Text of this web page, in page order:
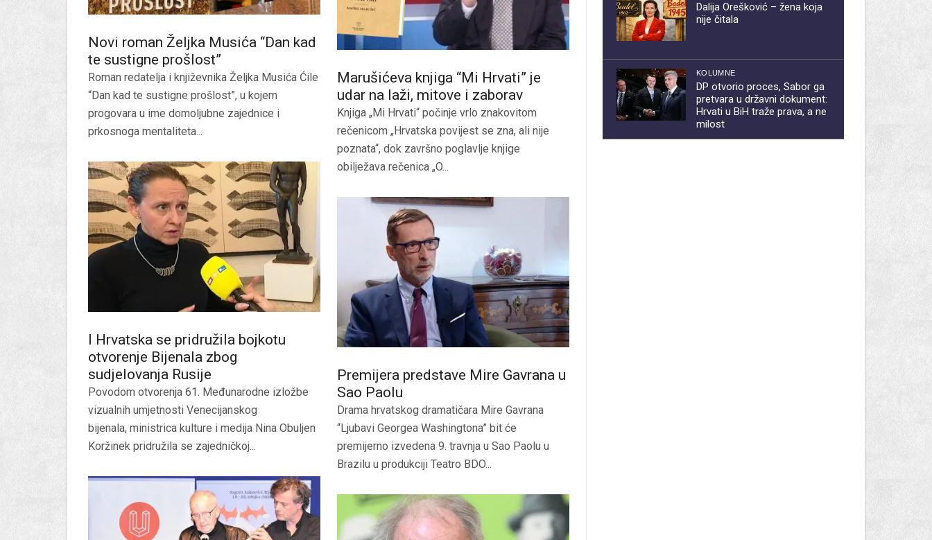
Novi roman Željka Musića “Dan kad
te sustigne prošlost”
Roman redatelja i književnika Željka Musića Ćile
“Dan kad te sustigne prošlost”, u kojem
progovara u ime domoljubne zajednice i
prkosnoga mentaliteta...
Marušićeva knjiga “Mi Hrvati” je
udar na laži, mitove i zaborav
Knjiga „Mi Hrvati“ počinje vrlo znakovitom
rečenicom „Hrvatska povijest se zna, ali nije
poznata“, dok završno poglavlje knjige
obilježava rečenica „O...
I Hrvatska se pridružila bojkotu
otvorenje Bijenala zbog
sudjelovanja Rusije
Povodom otvorenja 61. Međunarodne izložbe
vizualnih umjetnosti Venecijanskog
bijenala, ministrica kulture i medija Nina Obuljen
Koržinek pridružila se zajedničkoj...
Premijera predstave Mire Gavrana u
Sao Paolu
Drama hrvatskog dramatičara Mire Gavrana
“Ljubavi Georgea Washingtona” bit će
premijerno izvedena 9. travnja u Sao Paolu u
Brazilu u produkciji Teatro BDO...
Dalija Orešković – žena koja
nije čitala
KOLUMNE
DP otvorio proces, Sabor ga
pretvara u državni dokument:
Hrvati u BiH traže prava, a ne
milost